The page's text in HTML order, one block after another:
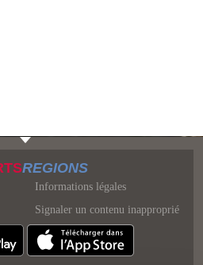
REGIONS
Informations légales
Signaler un contenu inapproprié